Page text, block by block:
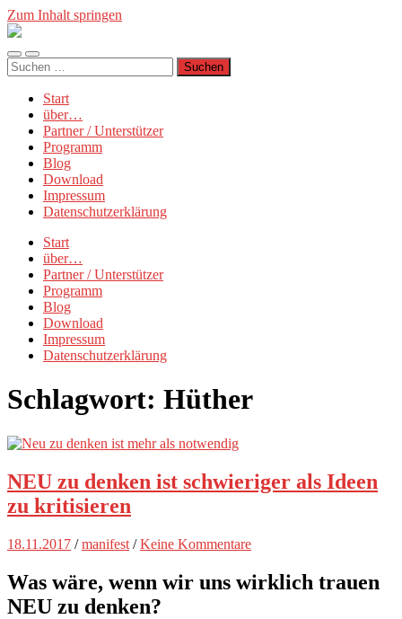
Zum Inhalt springen
Münchner
Mobile-
Menü
Suchfeld
ein-/ausblenden
Suchen
nach:
Start
über…
Partner / Unterstützer
Programm
Blog
Download
Impressum
Datenschutzerklärung
Start
über…
Partner / Unterstützer
Programm
Blog
Download
Impressum
Datenschutzerklärung
Schlagwort: Hüther
NEU zu denken ist schwieriger als Ideen
zu kritisieren
18.11.2017 /manifest /Keine Kommentare
Was wäre, wenn wir uns wirklich trauen
NEU zu denken?